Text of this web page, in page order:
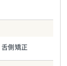
側矯正